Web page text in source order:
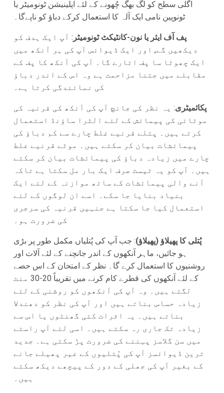
اگلی سطح کو لگ بھگ چُھونے کے لئے اپلینیشن ٹونومیٹر یا
ٹونوپین نامی ایک آلہ کا استعمال کرکے دباؤ کو ناپےگا۔
پف آف ایئر یا نون-کانٹیکٹ ٹونومیٹر : آپ ایک ہدف کو
دیکھیں گے, اور ایک ڈیوائس آپ کی ہر آنکھ میں
ایک چھوٹا سا پف اتارے گا۔ آپ کی آنکھ کا پف کے
مقابلے میں جتنا مزاحمت ہے وہ اس کے اندر دباؤ
کی نمائندگی کرتا ہے۔
پکائمیٹری: یہ نظر کی جانچ آپ کی آنکھ کی قرنیہ کی
موٹائی کی پیمائش کے لئے الٹرا ساؤنڈ استعمال
کرتے ہیں۔ پتلے قرنیے غلط چارے سے کم دباؤ کی
پیمائشات بیان کر سکتے ہیں۔ موٹے قرنیے غلط
چارے میں زیادہ دباؤ کی پیمائشات بیان کر سکتے
ہیں۔ آپ کو یہ ٹیسٹ صرف ایک بار مل سکتا ہے تاکہ
آنے والی پیمائشات کے ساتھ موازنہ کے لئے ایک
بنیاد بنایا جا سکے۔ اسے ان لوگوں کے لئے
استعمال کیا جا سکتا ہے جنہیں قرنیہ کی سرجری
کی ضرورت ہو۔
پُتلی کا پھیلاؤ (پھیلاؤ): جب آپ کی پُتلیاں مکمل طور پر بڑی
ہو جائیں، ماہر آنکھوں کے اندر جانچنے کے لئے آلات اور
روشنیوں کا استعمال کرے گا۔ نظر کے امتحان کے اس حصے
کے لئے آنکھوں کی قطرے کام کرنے میں تقریباً 20-30 منٹ
لگتے ہیں۔ وہ آپ کی آنکھوں کو روشنی کے لئے
زیادہ حساس بناتے ہیں اور آپ کی نظر کو دھندلا
بناتے ہیں۔ یہ اثرات کئی گھنٹوں یا اس سے
زیادہ تک جاری رہ سکتے ہیں۔ اسی لئے آپ راستے
میں سن گلاسز پہننے کی ضرورت پڑ سکتی ہے۔ جدید
ترین ڈیوائسز آپ کی پُتلیوں کے غیر پھیلے جانے
کے بغیر آپ کی جھلی کے دور کے پیچھے دیکھ سکتے
ہیں۔